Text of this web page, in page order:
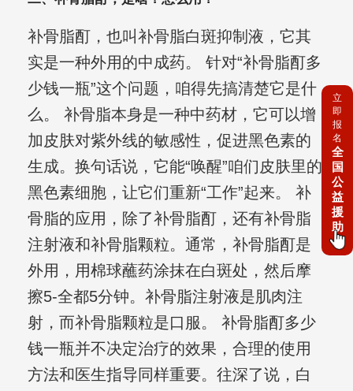
补骨脂酊，也叫补骨脂白斑抑制液，它其
实是一种外用的中成药。 针对“补骨脂酊多
少钱一瓶”这个问题，咱得先搞清楚它是什
么。 补骨脂本身是一种中药材，它可以增
加皮肤对紫外线的敏感性，促进黑色素的
生成。换句话说，它能“唤醒”咱们皮肤里的
黑色素细胞，让它们重新“工作”起来。 补
骨脂的应用，除了补骨脂酊，还有补骨脂
注射液和补骨脂颗粒。通常，补骨脂酊是
外用，用棉球蘸药涂抹在白斑处，然后摩
擦5-全都5分钟。补骨脂注射液是肌肉注
射，而补骨脂颗粒是口服。 补骨脂酊多少
钱一瓶并不决定治疗的效果，合理的使用
方法和医生指导同样重要。往深了说，白
立
即
报
名
全
国
公
益
援
助